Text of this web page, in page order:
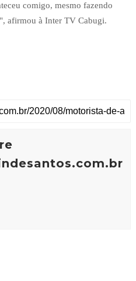
comigo, mesmo fazendo
afirmou à Inter TV Cabugi.